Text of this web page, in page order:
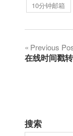
10分钟邮箱
文
航
Previous
在线时间戳
搜索